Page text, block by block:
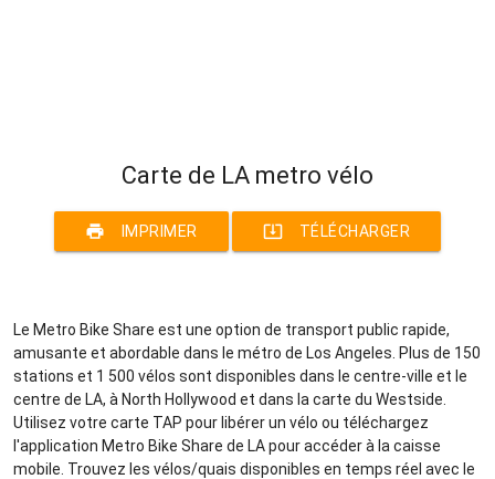
Carte de LA metro vélo
print IMPRIMER system_update_alt TÉLÉCHARGER
Le Metro Bike Share est une option de transport public rapide,
amusante et abordable dans le métro de Los Angeles. Plus de 150
stations et 1 500 vélos sont disponibles dans le centre-ville et le
centre de LA, à North Hollywood et dans la carte du Westside.
Utilisez votre carte TAP pour libérer un vélo ou téléchargez
l'application Metro Bike Share de LA pour accéder à la caisse
mobile. Trouvez les vélos/quais disponibles en temps réel avec le